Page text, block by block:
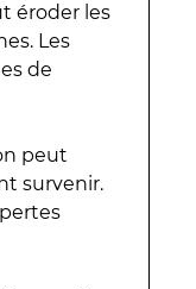
éroder les
Les
de
peut
survenir.